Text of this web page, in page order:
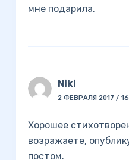
мне подарила.
Niki
2 ФЕВРАЛЯ 2017 /
Хорошее
возражаете,
постом.